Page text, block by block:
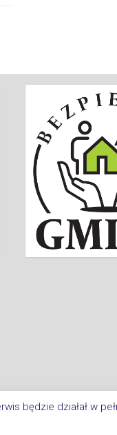
Kasprowicza W
będzie działał w